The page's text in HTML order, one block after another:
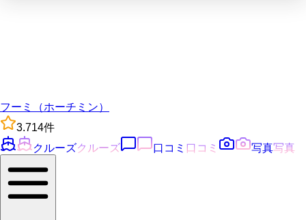
フーミ（ホーチミン）
3.714件
クルーズクルーズ 口コミ 口コミ 写真写真